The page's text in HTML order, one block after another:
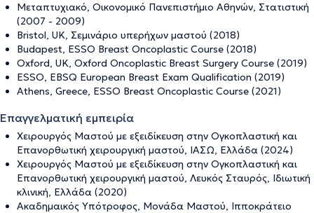
Μεταπτυχιακό, Οικονομικό Πανεπιστήμιο Αθηνών, Στατιστική
(2007 - 2009)
Bristol, UK, Σεμινάριο υπερήχων μαστού (2018)
Budapest, ESSO Breast Oncoplastic Course (2018)
Oxford, UK, Oxford Oncoplastic Breast Surgery Course (2019)
ESSO, EBSQ European Breast Exam Qualification (2019)
Athens, Greece, ESSO Breast Oncoplastic Course (2021)
Επαγγελματική εμπειρία
Χειρουργός Μαστού με εξειδίκευση στην Ογκοπλαστική και
Επανορθωτική χειρουργική μαστού, ΙΑΣΩ, Ελλάδα (2024)
Χειρουργός Μαστού με εξειδίκευση στην Ογκοπλαστική και
Επανορθωτική χειρουργική μαστού, Λευκός Σταυρός, Ιδιωτική
κλινική, Ελλάδα (2020)
Ακαδημαικός Υπότροφος, Μονάδα Μαστού, Ιπποκράτειο